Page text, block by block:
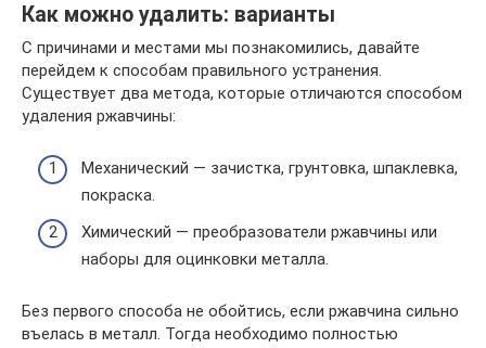
Как можно удалить: варианты
С причинами и местами мы познакомились, давайте
перейдем к способам правильного устранения.
Существует два метода, которые отличаются способом
удаления ржавчины:
Механический — зачистка, грунтовка, шпаклевка,
покраска.
Химический — преобразователи ржавчины или
наборы для оцинковки металла.
Без первого способа не обойтись, если ржавчина сильно
въелась в металл. Тогда необходимо полностью